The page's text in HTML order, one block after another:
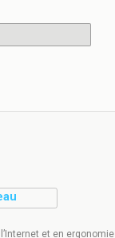
et en ergonomie